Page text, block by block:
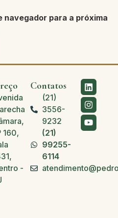
navegador para a próxima
160,
-
Contatos
(21)
3556-
9232
(21)
99255-
6114